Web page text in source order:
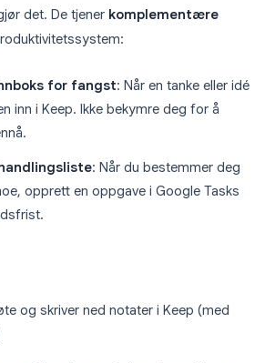
det. De tjener komplementære
for fangst: Når en tanke eller idé
inn i Keep. Ikke bekymre deg for å
: Når du bestemmer deg
opprett en oppgave i Google Tasks
og skriver ned notater i Keep (med